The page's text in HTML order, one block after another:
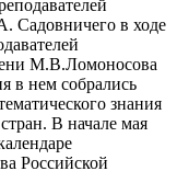
Садовничего в ходе
М.В.Ломоносова
в нем собрались
знания
В начале мая
Российской